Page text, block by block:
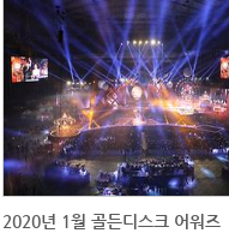
2020년 1월 골든디스크 어워즈